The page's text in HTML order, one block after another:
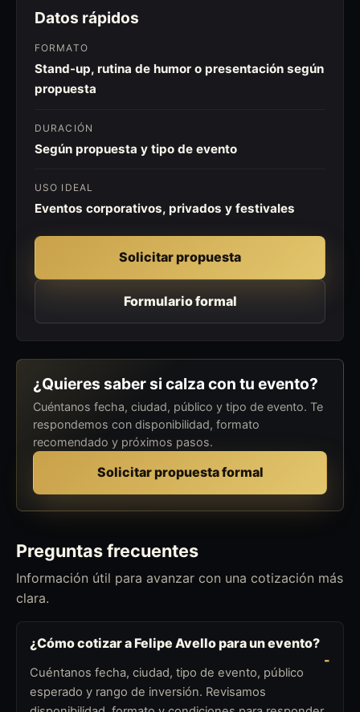
Datos rápidos
FORMATO
Stand-up, rutina de humor o presentación según
propuesta
DURACIÓN
Según propuesta y tipo de evento
USO IDEAL
Eventos corporativos, privados y festivales
Solicitar propuesta
Formulario formal
¿Quieres saber si calza con tu evento?
Cuéntanos fecha, ciudad, público y tipo de evento. Te
respondemos con disponibilidad, formato
recomendado y próximos pasos.
Solicitar propuesta formal
Preguntas frecuentes
Información útil para avanzar con una cotización más
clara.
¿Cómo cotizar a Felipe Avello para un evento?
Cuéntanos fecha, ciudad, tipo de evento, público
esperado y rango de inversión. Revisamos